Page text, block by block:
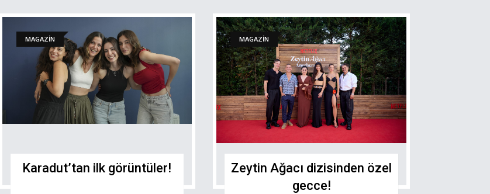
MAGAZİN
Karadut’tan ilk görüntüler!
MAGAZİN
Zeytin Ağacı dizisinden özel
gecce!